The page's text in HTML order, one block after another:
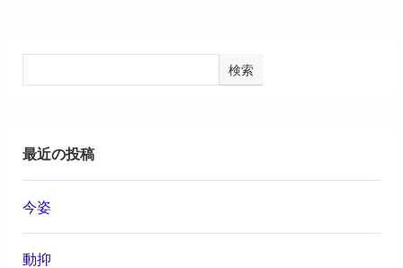
検索
最近の投稿
今姿
動抑